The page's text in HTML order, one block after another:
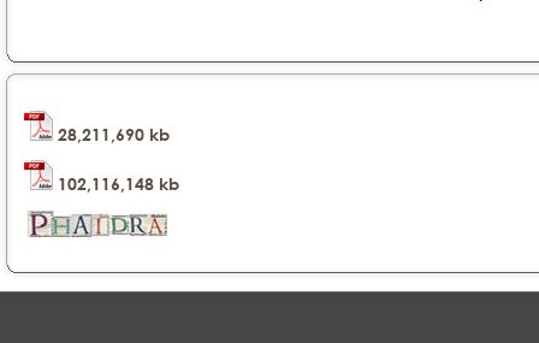
28,211,690 kb
102,116,148 kb